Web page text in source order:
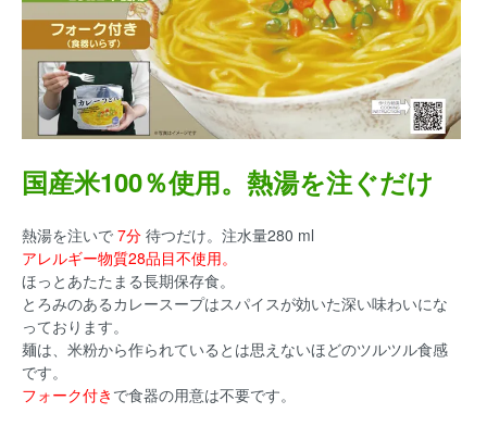
国産米100％使用。熱湯を注ぐだけ
熱湯を注いで 7分 待つだけ。注水量280 ml
アレルギー物質28品目不使用。
ほっとあたたまる長期保存食。
とろみのあるカレースープはスパイスが効いた深い味わいにな
っております。
麺は、米粉から作られているとは思えないほどのツルツル食感
です。
フォーク付き で食器の用意は不要です。